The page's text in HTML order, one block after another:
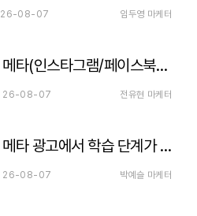
26-08-07 임두영 마케터
메타(인스타그램/페이스북) 파트너십 광고 세팅하는 법 이거만 보세요!
26-08-07 전유현 마케터
메타 광고에서 학습 단계가 중요한 이유
26-08-07 박예슬 마케터